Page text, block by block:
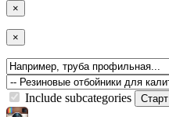
×
×
Include subcategories